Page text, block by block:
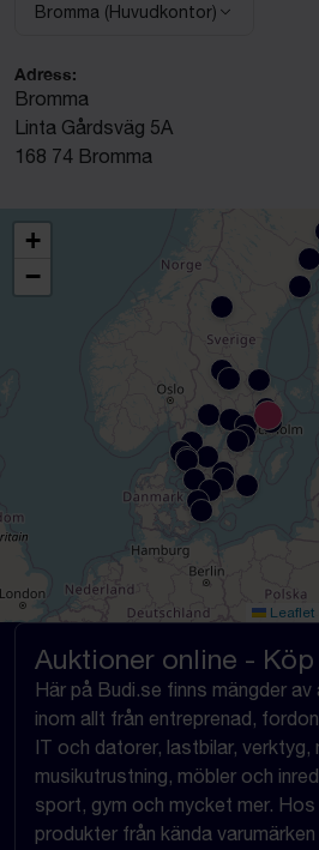
Välj anläggning:
Bromma (Huvudkontor)
Adress:
Bromma
Linta Gårdsväg 5A
168 74 Bromma
+
−
Leaflet
Auktioner online -
Här på Budi.se finns mängder
inom allt från entreprenad,
IT och datorer, lastbilar, verktyg,
musikutrustning, möbler och
sport, gym och mycket mer.
produkter från kända